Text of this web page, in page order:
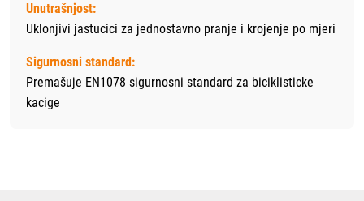
Unutrašnjost:
Uklonjivi jastucici za jednostavno pranje i krojenje po mjeri
Sigurnosni standard:
Premašuje EN1078 sigurnosni standard za biciklisticke
kacige